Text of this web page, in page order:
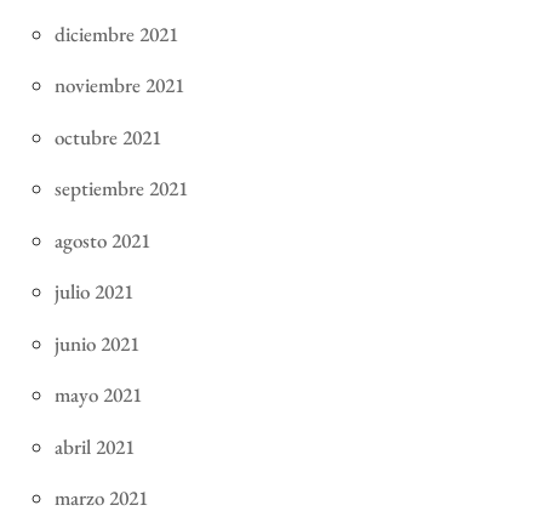
diciembre 2021
noviembre 2021
octubre 2021
septiembre 2021
agosto 2021
julio 2021
junio 2021
mayo 2021
abril 2021
marzo 2021